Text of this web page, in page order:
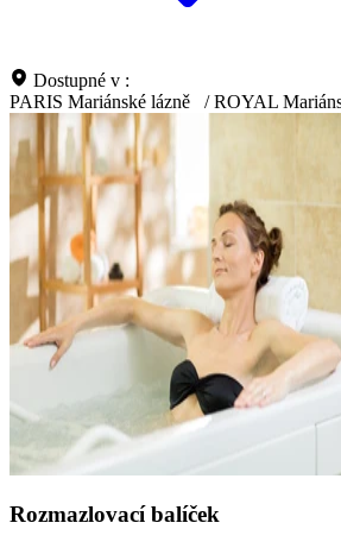
Dostupné v :
PARIS Mariánské lázně
/ ROYAL
Rozmazlovací balíček